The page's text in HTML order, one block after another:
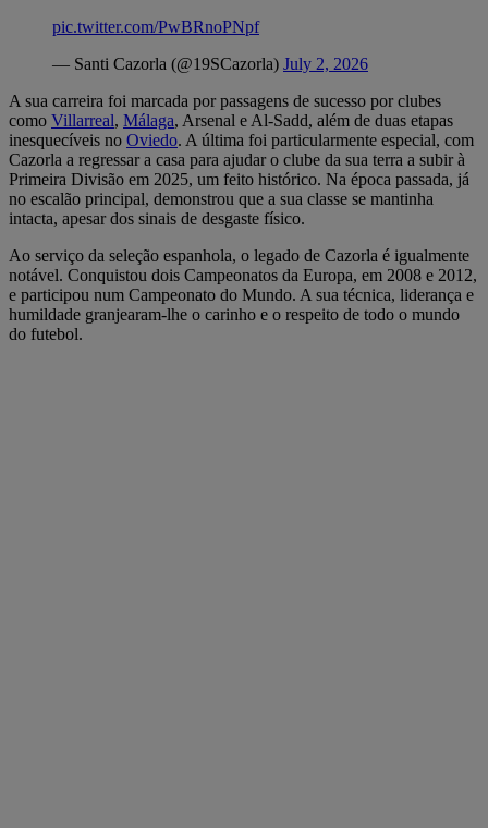
pic.twitter.com/PwBRnoPNpf
— Santi Cazorla (@19SCazorla) July 2, 2026
A sua carreira foi marcada por passagens de sucesso por clubes
como Villarreal, Málaga, Arsenal e Al-Sadd, além de duas etapas
inesquecíveis no Oviedo. A última foi particularmente especial, com
Cazorla a regressar a casa para ajudar o clube da sua terra a subir à
Primeira Divisão em 2025, um feito histórico. Na época passada, já
no escalão principal, demonstrou que a sua classe se mantinha
intacta, apesar dos sinais de desgaste físico.
Ao serviço da seleção espanhola, o legado de Cazorla é igualmente
notável. Conquistou dois Campeonatos da Europa, em 2008 e 2012,
e participou num Campeonato do Mundo. A sua técnica, liderança e
humildade granjearam-lhe o carinho e o respeito de todo o mundo
do futebol.